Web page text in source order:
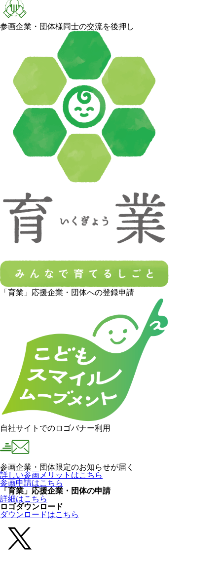
参画企業・団体様同士の交流を後押し
「育業」応援企業・団体への登録申請
自社サイトでのロゴバナー利用
参画企業・団体限定のお知らせが届く
詳しい参画メリットはこちら
参画申請はこちら
「育業」応援企業・団体の申請
詳細はこちら
ロゴダウンロード
ダウンロードはこちら